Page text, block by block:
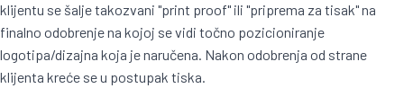
klijentu se šalje takozvani "print proof" ili "priprema za tisak" na
finalno odobrenje na kojoj se vidi točno pozicioniranje
logotipa/dizajna koja je naručena. Nakon odobrenja od strane
klijenta kreće se u postupak tiska.